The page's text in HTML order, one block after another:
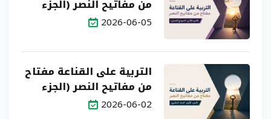
من مفاتيح النصر (الجزء
الثاني: النموذج العملي)
2026-06-05
التربية على القناعة مفتاح
من مفاتيح النصر (الجزء
الأول: البناء النظري)
2026-06-02